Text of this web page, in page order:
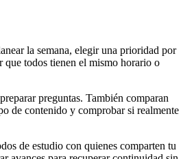
la semana, elegir una prioridad por
que todos tienen el mismo horario o
preguntas. También comparan
de contenido y comprobar si realmente
de estudio con quienes comparten tu